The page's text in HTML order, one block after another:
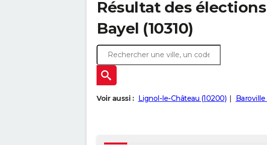
Résultat des
Bayel (10310)
Voir aussi : Lignol-le-Château (10200) Baroville